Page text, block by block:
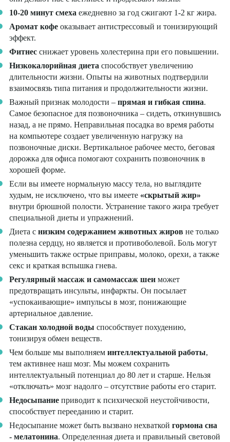
10-20 минут смеха ежедневно за год сжигают 1-2 кг жира.
Аромат кофе оказывает антистрессовый и тонизирующий
эффект.
Фитнес снижает уровень холестерина при его повышении.
Низкокалорийная диета способствует увеличению
длительности жизни. Опыты на животных подтвердили
взаимосвязь типа питания и продолжительности жизни.
Важный признак молодости – прямая и гибкая спина.
Самое безопасное для позвоночника – сидеть, откинувшись
назад, а не прямо. Неправильная посадка во время работы
на компьютере создает увеличенную нагрузку на
позвоночные диски. Вертикальное рабочее место, беговая
дорожка для офиса помогают сохранить позвоночник в
хорошей форме.
Если вы имеете нормальную массу тела, но выглядите
худым, не исключено, что вы имеете «скрытый жир»
внутри брюшной полости. Устранение такого жира требует
специальной диеты и упражнений.
Диета с низким содержанием животных жиров не только
полезна сердцу, но является и противоболевой. Боль могут
уменьшить также острые приправы, молоко, орехи, а также
секс и краткая вспышка гнева.
Регулярный массаж и самомассаж шеи может
предотвращать инсульты, инфаркты. Он посылает
«успокаивающие» импульсы в мозг, понижающие
артериальное давление.
Стакан холодной воды способствует похудению,
тонизируя обмен веществ.
Чем больше мы выполняем интеллектуальной работы,
тем активнее наш мозг. Мы можем сохранить
интеллектуальный потенциал до 80 лет и старше. Нельзя
«отключать» мозг надолго – отсутствие работы его старит.
Недосыпание приводит к психической неустойчивости,
способствует перееданию и старит.
Недосыпание может быть вызвано нехваткой гормона сна
- мелатонина. Определенная диета и правильный световой